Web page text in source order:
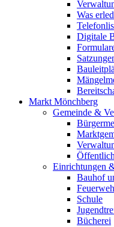
Was
Digitale
Markt Mönchberg
Gemeinde &
Einrichtungen
Bauhof
Schule
Bücherei